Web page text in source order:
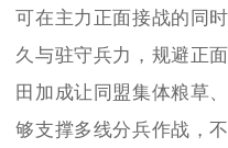
可在主力正面接战的同
久与驻守兵力，规避正
田加成让同盟集体粮草
够支撑多线分兵作战，